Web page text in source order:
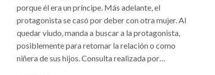
porque él era un príncipe. Más adelante, el
protagonista se casó por deber con otra mujer. Al
quedar viudo, manda a buscar a la protagonista,
posiblemente para retomar la relación o como
niñera de sus hijos. Consulta realizada por…